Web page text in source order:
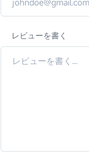
レビューを書く